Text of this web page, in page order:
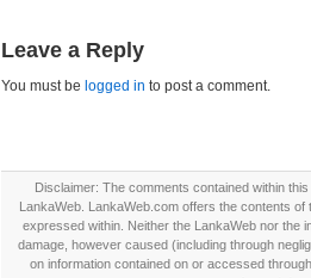
Leave a Reply
You must be logged in to post a comment.
Disclaimer: The comments contained within
LankaWeb. LankaWeb.com offers the contents
expressed within. Neither the LankaWeb nor the
damage, however caused (including through
on information contained on or accessed